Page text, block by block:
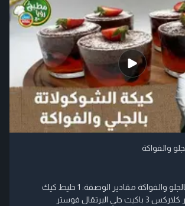
والفواكة
كيكة الشوكولاتة بالجلو والفواكة مقادير الوصفة: 1 خليط كيك
الشوكولاتة فوستر كلاركس 3 باكيت جلي البرتقال فوستر